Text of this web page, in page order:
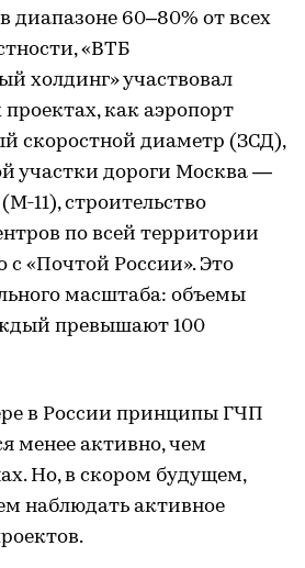
диапазоне 60–80% от всех
«ВТБ
холдинг» участвовал
как аэропорт
скоростной диаметр (ЗСД),
участки дороги Москва —
11), строительство
по всей территории
с «Почтой России». Это
масштаба: объемы
превышают 100
в России принципы ГЧП
менее активно, чем
Но, в скором будущем,
наблюдать активное